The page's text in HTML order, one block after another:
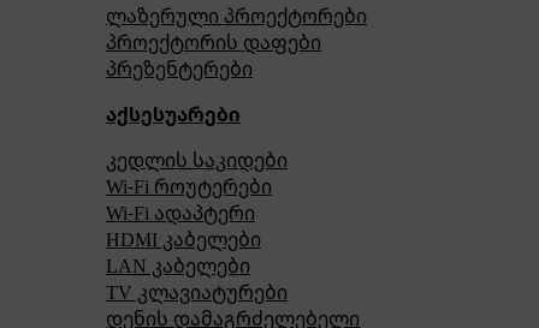
ლაზერული პროექტორები
პროექტორის დაფები
პრეზენტერები
აქსესუარები
კედლის საკიდები
Wi-Fi როუტერები
Wi-Fi ადაპტერი
HDMI კაბელები
LAN კაბელები
TV კლავიატურები
დენის დამაგრძელებელი